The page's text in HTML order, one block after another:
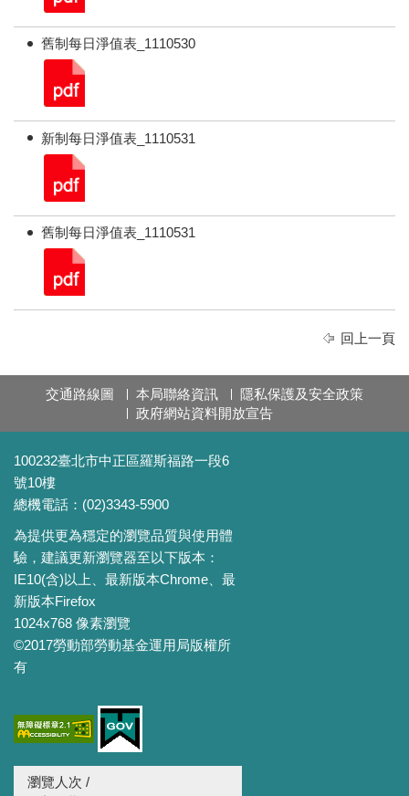
舊制每日淨值表_1110530
新制每日淨值表_1110531
舊制每日淨值表_1110531
回上一頁
交通路線圖 本局聯絡資訊
隱私保護及安全政策
政府網站資料開放宣告
100232臺北市中正區羅斯福路一段6
號10樓
總機電話：(02)3343-5900
為提供更為穩定的瀏覽品質與使用體
驗，建議更新瀏覽器至以下版本：
IE10(含)以上、最新版本Chrome、最
新版本Firefox
1024x768 像素瀏覽
©2017勞動部勞動基金運用局版權所
有
瀏覽人次 /